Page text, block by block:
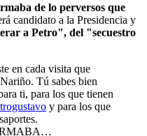
de lo perversos que
candidato a la Presidencia y
a Petro", del "secuestro
en cada visita que
Tú sabes bien
ti, para los que tienen
y para los que